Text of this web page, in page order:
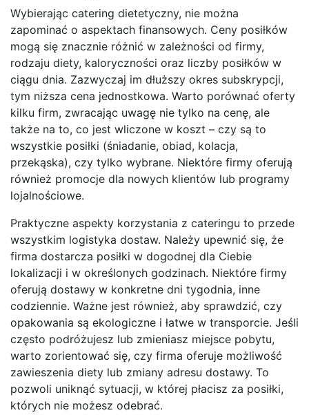
Wybierając catering dietetyczny, nie można
zapominać o aspektach finansowych. Ceny posiłków
mogą się znacznie różnić w zależności od firmy,
rodzaju diety, kaloryczności oraz liczby posiłków w
ciągu dnia. Zazwyczaj im dłuższy okres subskrypcji,
tym niższa cena jednostkowa. Warto porównać oferty
kilku firm, zwracając uwagę nie tylko na cenę, ale
także na to, co jest wliczone w koszt – czy są to
wszystkie posiłki (śniadanie, obiad, kolacja,
przekąska), czy tylko wybrane. Niektóre firmy oferują
również promocje dla nowych klientów lub programy
lojalnościowe.
Praktyczne aspekty korzystania z cateringu to przede
wszystkim logistyka dostaw. Należy upewnić się, że
firma dostarcza posiłki w dogodnej dla Ciebie
lokalizacji i w określonych godzinach. Niektóre firmy
oferują dostawy w konkretne dni tygodnia, inne
codziennie. Ważne jest również, aby sprawdzić, czy
opakowania są ekologiczne i łatwe w transporcie. Jeśli
często podróżujesz lub zmieniasz miejsce pobytu,
warto zorientować się, czy firma oferuje możliwość
zawieszenia diety lub zmiany adresu dostawy. To
pozwoli uniknąć sytuacji, w której płacisz za posiłki,
których nie możesz odebrać.